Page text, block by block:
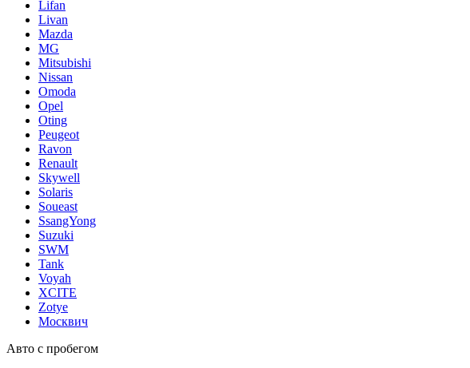
Lifan
Livan
Mazda
MG
Mitsubishi
Nissan
Omoda
Opel
Oting
Peugeot
Ravon
Renault
Skywell
Solaris
Soueast
SsangYong
Suzuki
SWM
Tank
Voyah
XCITE
Zotye
Москвич
Авто с пробегом